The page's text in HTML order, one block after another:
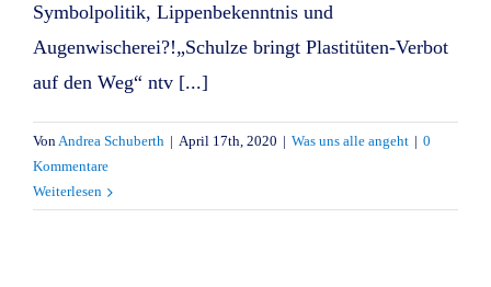
Symbolpolitik, Lippenbekenntnis und
Augenwischerei?!„Schulze bringt Plastitüten-Verbot
auf den Weg“ ntv [...]
VonAndrea Schuberth | April 17th, 2020 | Was uns alle angeht | 0
Kommentare
Weiterlesen